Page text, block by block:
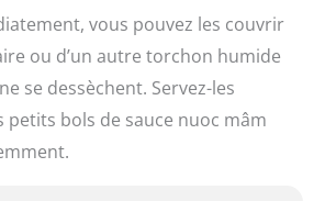
vous pouvez les couvrir
ou d’un autre torchon humide
se dessèchent. Servez-les
petits bols de sauce nuoc mâm